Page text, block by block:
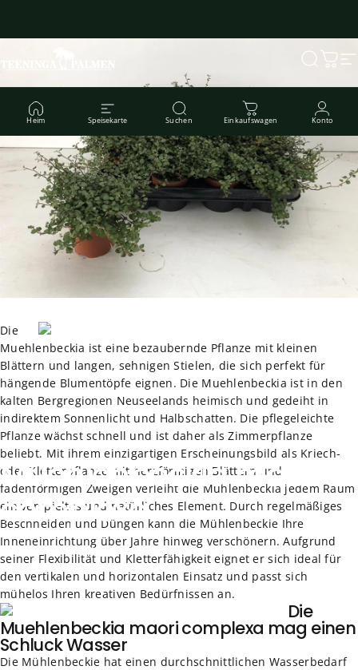
Suche
Heim Speisekarte Suchen Einkaufswagen Konto
Muehlenbeckiamaori
complexa
Andere PflanzenMuehlenbeckia maori complexa
Die
Muehlenbeckia ist eine bezaubernde Pflanze mit kleinen
Blättern und langen, sehnigen Stielen, die sich perfekt für
hängende Blumentöpfe eignen. Die Muehlenbeckia ist in den
kalten Bergregionen Neuseelands heimisch und gedeiht in
indirektem Sonnenlicht und Halbschatten. Die pflegeleichte
Pflanze wächst schnell und ist daher als Zimmerpflanze
beliebt. Mit ihrem einzigartigen Erscheinungsbild als Kriech-
oder Kletterpflanze mit herzförmigen Blättern und
fadenförmigen Zweigen verleiht die Mühlenbeckia jedem Raum
ein verspieltes und natürliches Element. Durch regelmäßiges
Beschneiden und Düngen kann die Mühlenbeckie Ihre
Inneneinrichtung über Jahre hinweg verschönern. Aufgrund
seiner Flexibilität und Kletterfähigkeit eignet er sich ideal für
den vertikalen und horizontalen Einsatz und passt sich
mühelos Ihren kreativen Bedürfnissen an.
Die
Muehlenbeckia maori complexa mag einen
Schluck Wasser
Die Mühlenbeckie hat einen durchschnittlichen Wasserbedarf